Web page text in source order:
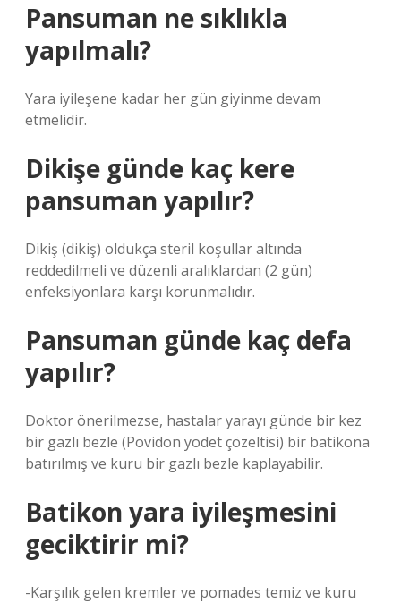
Pansuman ne sıklıkla
yapılmalı?
Yara iyileşene kadar her gün giyinme devam
etmelidir.
Dikişe günde kaç kere
pansuman yapılır?
Dikiş (dikiş) oldukça steril koşullar altında
reddedilmeli ve düzenli aralıklardan (2 gün)
enfeksiyonlara karşı korunmalıdır.
Pansuman günde kaç defa
yapılır?
Doktor önerilmezse, hastalar yarayı günde bir kez
bir gazlı bezle (Povidon yodet çözeltisi) bir batikona
batırılmış ve kuru bir gazlı bezle kaplayabilir.
Batikon yara iyileşmesini
geciktirir mi?
-Karşılık gelen kremler ve pomades temiz ve kuru